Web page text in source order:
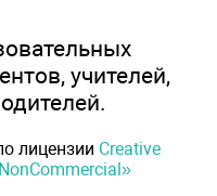
учителей,
лицензии Creative